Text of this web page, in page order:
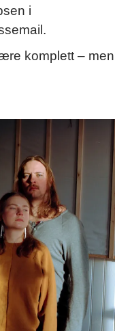
i
komplett – men